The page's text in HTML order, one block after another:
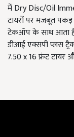
में Dry Disc/Oil
टायरों पर मजबूत पकड़
टेकऑप के साथ आता है,
डीआई एक्सपी प्लस
7.50 x 16 फ्रंट टायर